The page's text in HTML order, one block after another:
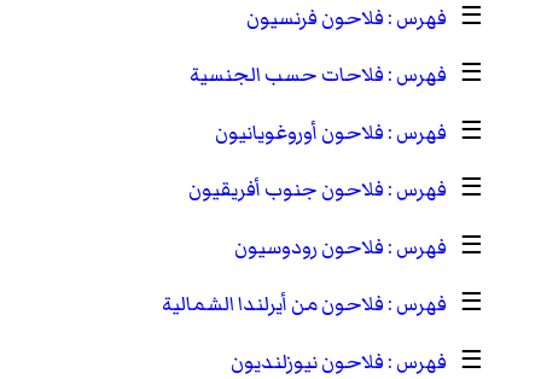
☰
فلاحون فرنسيون
☰
فلاحات حسب الجنسية
☰
فلاحون أوروغويانيون
☰
فلاحون جنوب أفريقيون
☰
فلاحون رودوسيون
☰
فلاحون من أيرلندا الشمالية
☰
فلاحون نيوزلنديون